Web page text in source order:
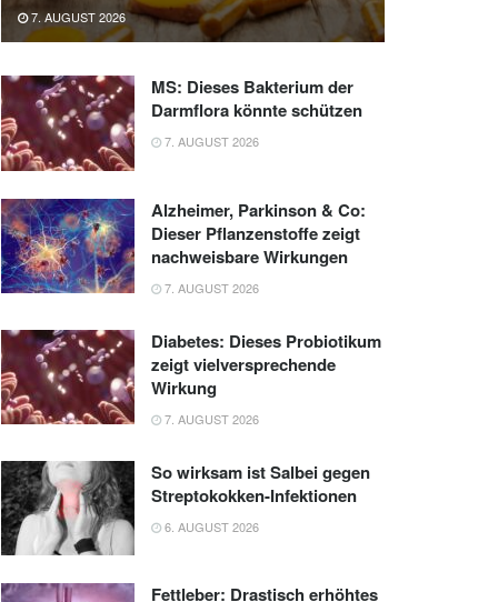
7. AUGUST 2026
MS: Dieses Bakterium der
Darmflora könnte schützen
7. AUGUST 2026
Alzheimer, Parkinson & Co:
Dieser Pflanzenstoffe zeigt
nachweisbare Wirkungen
7. AUGUST 2026
Diabetes: Dieses Probiotikum
zeigt vielversprechende
Wirkung
7. AUGUST 2026
So wirksam ist Salbei gegen
Streptokokken-Infektionen
6. AUGUST 2026
Fettleber: Drastisch erhöhtes